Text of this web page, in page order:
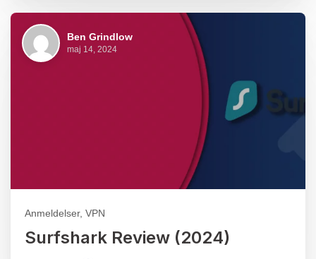
Ben Grindlow
maj 14, 2024
Anmeldelser, VPN
Surfshark Review (2024)